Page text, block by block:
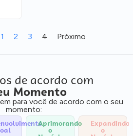
1 2 3 4 Próximo
de acordo com
Momento
para você de acordo com o seu
momento:
Aprimorando
o
Expandindo
o